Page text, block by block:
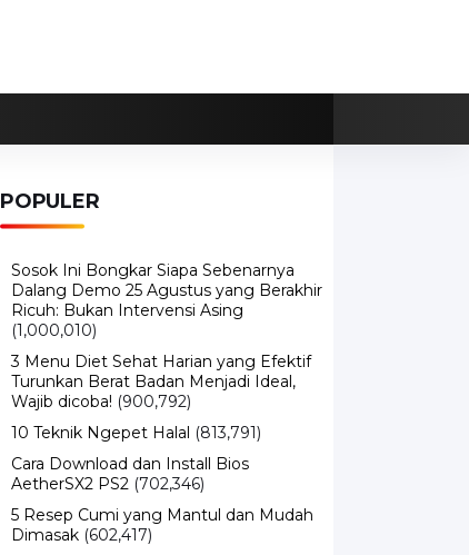
POPULER
Sosok Ini Bongkar Siapa Sebenarnya
Dalang Demo 25 Agustus yang Berakhir
Ricuh: Bukan Intervensi Asing
(1,000,010)
3 Menu Diet Sehat Harian yang Efektif
Turunkan Berat Badan Menjadi Ideal,
Wajib dicoba! (900,792)
10 Teknik Ngepet Halal (813,791)
Cara Download dan Install Bios
AetherSX2 PS2 (702,346)
5 Resep Cumi yang Mantul dan Mudah
Dimasak (602,417)